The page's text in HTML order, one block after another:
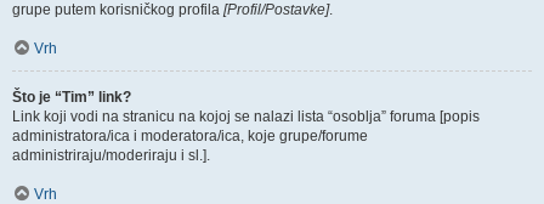
grupe putem korisničkog profila [Profil/Postavke].
Vrh
Što je “Tim” link?
Link koji vodi na stranicu na kojoj se nalazi lista “osoblja” foruma [popis
administratora/ica i moderatora/ica, koje grupe/forume
administriraju/moderiraju i sl.].
Vrh